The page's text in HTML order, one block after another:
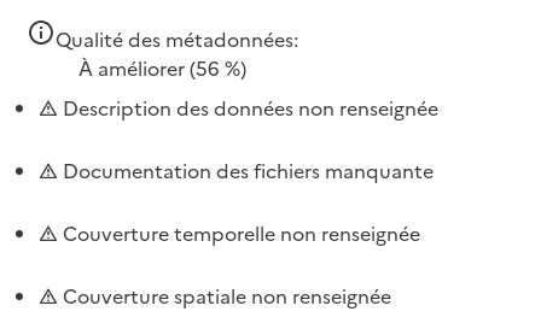
Qualité des métadonnées:
À améliorer(56 %)
Description des données non renseignée
Documentation des fichiers manquante
Couverture temporelle non renseignée
Couverture spatiale non renseignée